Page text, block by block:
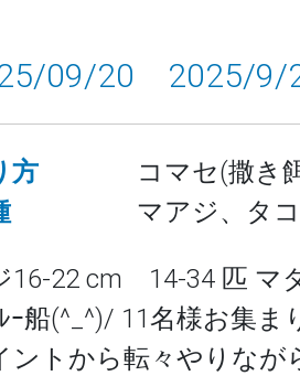
09/20 2025/9/
方
コマセ(撒き
マアジ、タコ
16-22 cm 14-34 匹 マ
ｰ船(^_^)/ 11名様お集
ントから転々やりなが